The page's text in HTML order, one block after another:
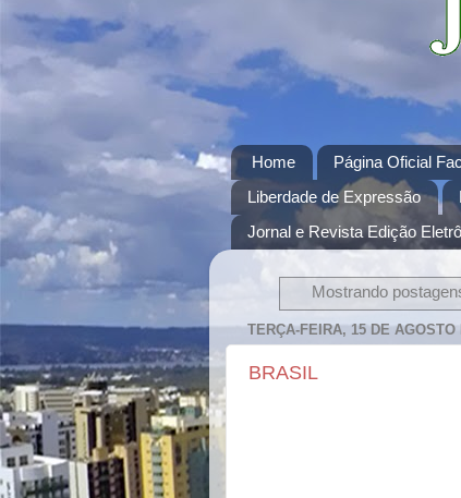
Home Página Oficial
Liberdade de Expressão
Jornal e Revista Edição
Mostrando
TERÇA-FEIRA, 15 DE AGOSTO
BRASIL